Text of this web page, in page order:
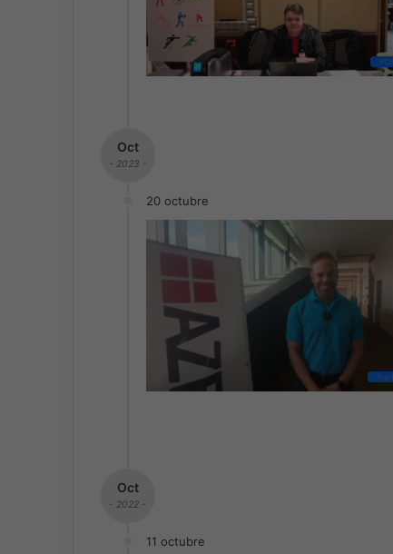
Oct
- 2023 -
20 octubre
Oct
- 2022 -
11 octubre